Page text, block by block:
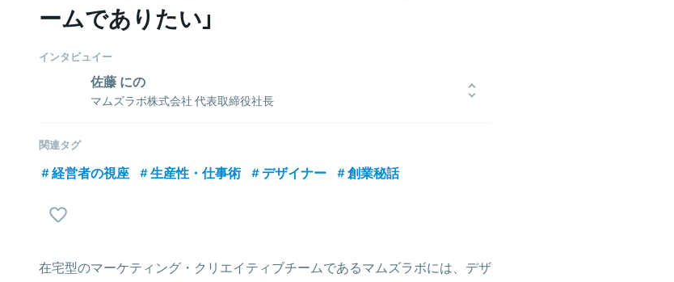
ームでありたい」
インタビュイー
佐藤 にの
マムズラボ株式会社 代表取締役社長
の立ち上げの他、フリーの編集ライターとして女性誌やママ向けWebサイトなどで執筆活
2014年、全国フリーランスママの制作コミュニティを立ち上げ、2016年よりSBヒューマ
就任。
関連タグ
経営者の視座 生産性・仕事術 デザイナー 創業秘話
在宅型のマーケティング・クリエイティブチームであるマムズラボには、デザ